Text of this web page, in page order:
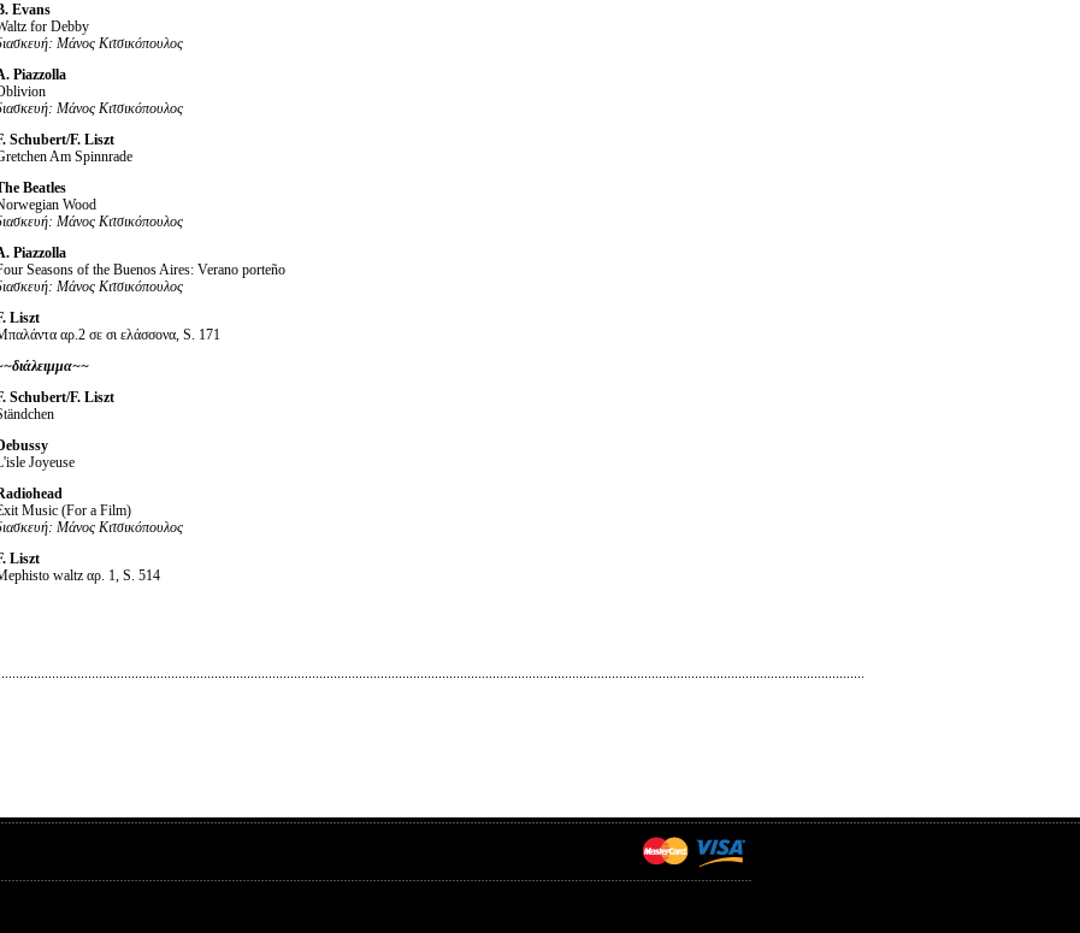
Evans
for Debby
: Μάνος Κιτσικόπουλος
Piazzolla
Μάνος Κιτσικόπουλος
Schubert/F. Liszt
Am Spinnrade
Beatles
Wood
: Μάνος Κιτσικόπουλος
Piazzolla
Seasons of the Buenos Aires: Verano porteño
: Μάνος Κιτσικόπουλος
Liszt
αρ.2 σε σι ελάσσονα, S. 171
Schubert/F. Liszt
Joyeuse
Music (For a Film)
: Μάνος Κιτσικόπουλος
Liszt
waltz αρ. 1, S. 514